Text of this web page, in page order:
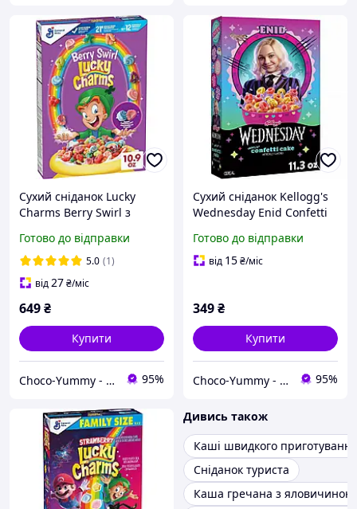
Сухий сніданок Lucky
Charms Berry Swirl з
Готово до відправки
5.0 (1)
від27₴/міс
649₴
Купити
Choco-Yummy - Магазин солодощів з усього світу 95%
Сухий сніданок Kellogg's
Wednesday Enid Confetti
Готово до відправки
від 15₴/міс
349₴
Купити
Choco-Yummy - Магазин солодощів з усього світу 95%
Дивись також
Каші швидкого приготування
Сніданок туриста
Каша гречана з яловичиною